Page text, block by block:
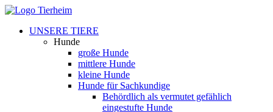
UNSERE TIERE
Hunde
große Hunde
mittlere Hunde
kleine Hunde
Hunde für Sachkundige
Behördlich als vermutet gefählich
eingestufte Hunde